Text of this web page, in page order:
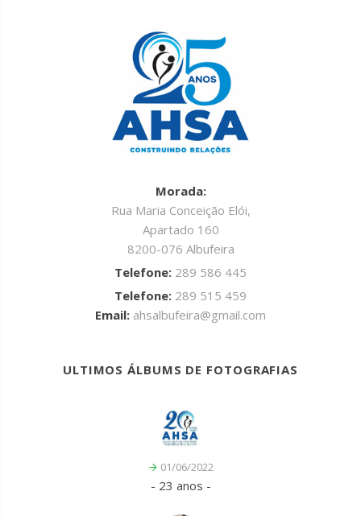
Morada:
Rua Maria Conceição Elói,
Apartado 160
8200-076 Albufeira
Telefone: 289 586 445
Telefone: 289 515 459
Email: ahsalbufeira@gmail.com
ULTIMOS ÁLBUMS DE FOTOGRAFIAS
01/06/2022
- 23 anos -